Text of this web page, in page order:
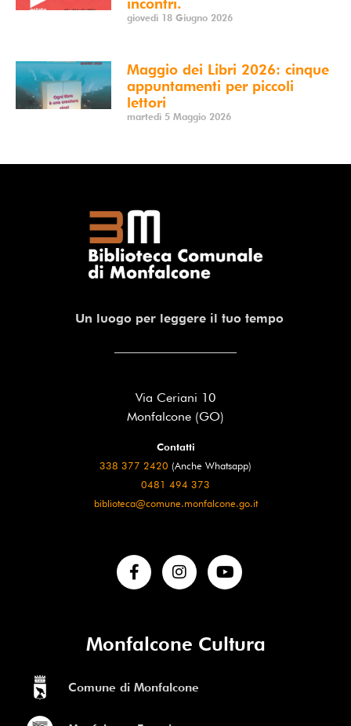
incontri.
giovedì 18 Giugno 2026
Maggio dei Libri 2026: cinque
appuntamenti per piccoli
lettori
martedì 5 Maggio 2026
Un luogo per leggere il tuo tempo
Via Ceriani 10
Monfalcone (GO)
Contatti
338 377 2420 (Anche Whatsapp)
0481 494 373
biblioteca@comune.monfalcone.go.it
Monfalcone Cultura
Comune di Monfalcone